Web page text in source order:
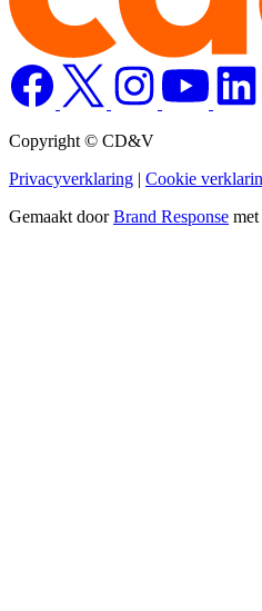
Copyright © CD&V
Privacyverklaring
Cookie
Gemaakt doorBrand Response met